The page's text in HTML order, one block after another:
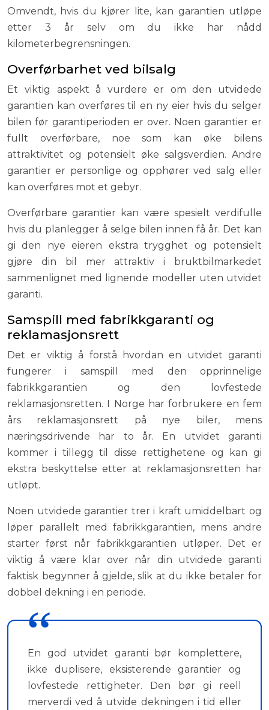
Omvendt, hvis du kjører lite, kan garantien utløpe
etter 3 år selv om du ikke har nådd
kilometerbegrensningen.
Overførbarhet ved bilsalg
Et viktig aspekt å vurdere er om den utvidede
garantien kan overføres til en ny eier hvis du selger
bilen før garantiperioden er over. Noen garantier er
fullt overførbare, noe som kan øke bilens
attraktivitet og potensielt øke salgsverdien. Andre
garantier er personlige og opphører ved salg eller
kan overføres mot et gebyr.
Overførbare garantier kan være spesielt verdifulle
hvis du planlegger å selge bilen innen få år. Det kan
gi den nye eieren ekstra trygghet og potensielt
gjøre din bil mer attraktiv i bruktbilmarkedet
sammenlignet med lignende modeller uten utvidet
garanti.
Samspill med fabrikkgaranti og
reklamasjonsrett
Det er viktig å forstå hvordan en utvidet garanti
fungerer i samspill med den opprinnelige
fabrikkgarantien og den lovfestede
reklamasjonsretten. I Norge har forbrukere en fem
års reklamasjonsrett på nye biler, mens
næringsdrivende har to år. En utvidet garanti
kommer i tillegg til disse rettighetene og kan gi
ekstra beskyttelse etter at reklamasjonsretten har
utløpt.
Noen utvidede garantier trer i kraft umiddelbart og
løper parallelt med fabrikkgarantien, mens andre
starter først når fabrikkgarantien utløper. Det er
viktig å være klar over når din utvidede garanti
faktisk begynner å gjelde, slik at du ikke betaler for
dobbel dekning i en periode.
En god utvidet garanti bør komplettere,
ikke duplisere, eksisterende garantier og
lovfestede rettigheter. Den bør gi reell
merverdi ved å utvide dekningen i tid eller